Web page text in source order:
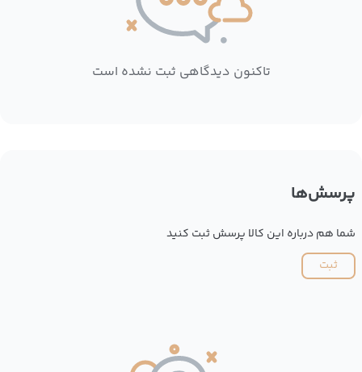
تاکنون دیدگاهی ثبت نشده است
پرسش‌ها
شما هم درباره این کالا پرسش ثبت کنید
ثبت